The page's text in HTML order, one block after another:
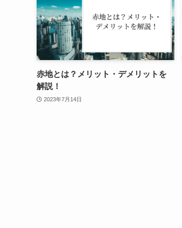
赤地とは？メリット・デメリットを
解説！
2023年7月14日